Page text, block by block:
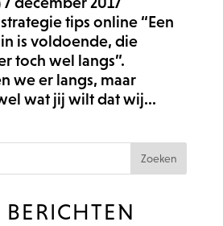
tips online “Een
is voldoende, die
toch wel langs”.
we er langs, maar
wat jij wilt dat wij...
BERICHTEN